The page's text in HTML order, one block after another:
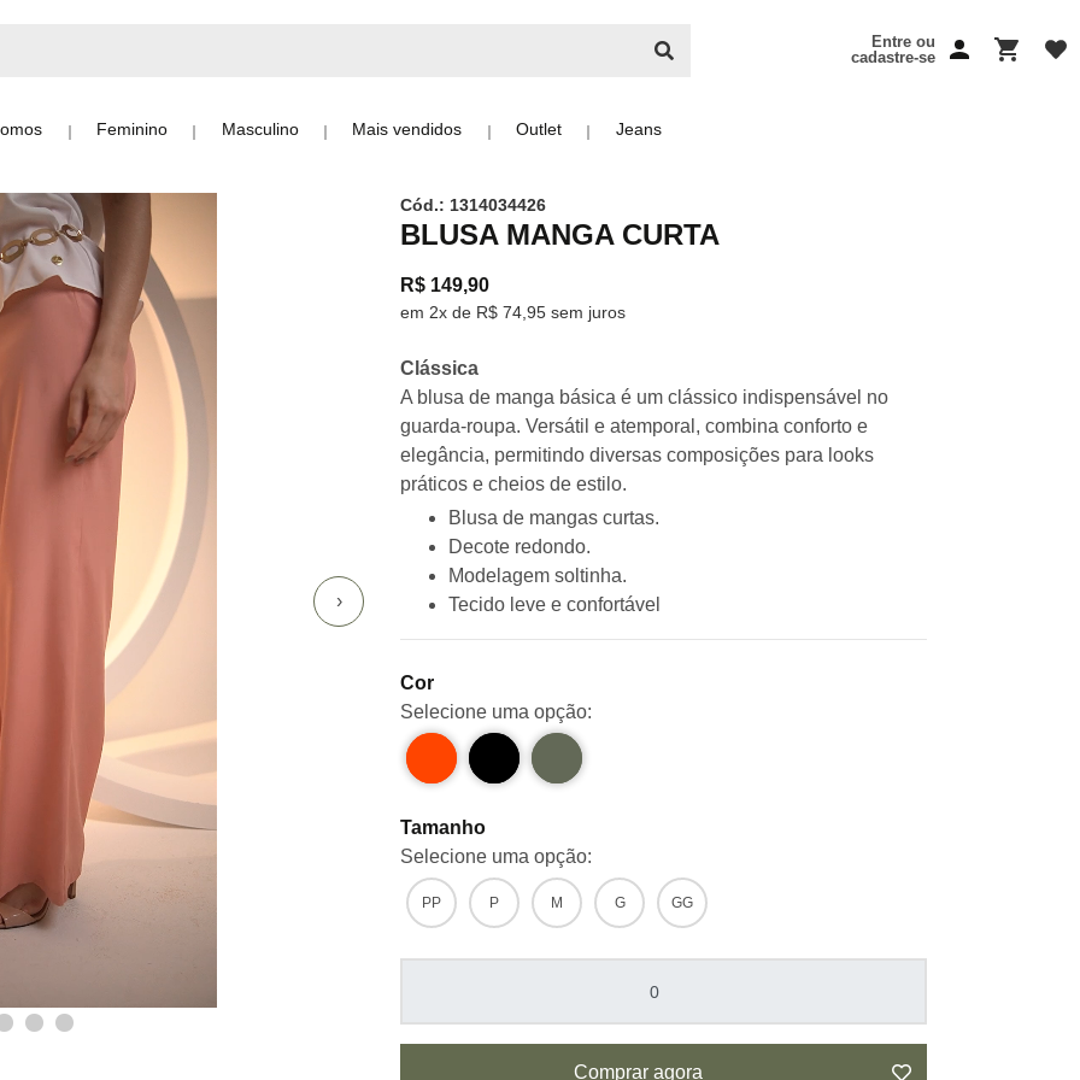
Feminino Masculino Mais vendidos Outlet Jeans
Entre ou
cadastre-se
›
Cód.: 1314034426
BLUSA MANGA CURTA
R$ 149,90
em 2x de R$ 74,95 sem juros
Clássica
A blusa de manga básica é um clássico indispensável no
guarda-roupa. Versátil e atemporal, combina conforto e
elegância, permitindo diversas composições para looks
práticos e cheios de estilo.
Blusa de mangas curtas.
Decote redondo.
Modelagem soltinha.
Tecido leve e confortável
Cor
Selecione uma opção:
Tamanho
Selecione uma opção:
G GG
M
P
PP
Comprar agora